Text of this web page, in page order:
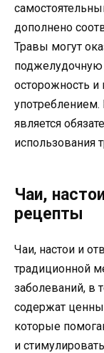
дополнено
Травы могут
осторожность и
употреблением.
является
использования
Чаи,
рецепты
Чаи, настои и
традиционной
заболеваний, в
содержат
которые
и